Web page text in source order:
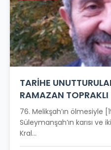
TARİHE
RAMAZAN TOPRAKLI
76. Melikşah’ın ölmesiyle
Süleymanşah’ın karısı ve
Kral...